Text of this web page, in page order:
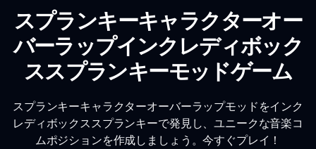
スプランキーキャラクターオー
バーラップインクレディボック
ススプランキーモッドゲーム
スプランキーキャラクターオーバーラップモッドをインク
レディボックススプランキーで発見し、ユニークな音楽コ
ムポジションを作成しましょう。今すぐプレイ！